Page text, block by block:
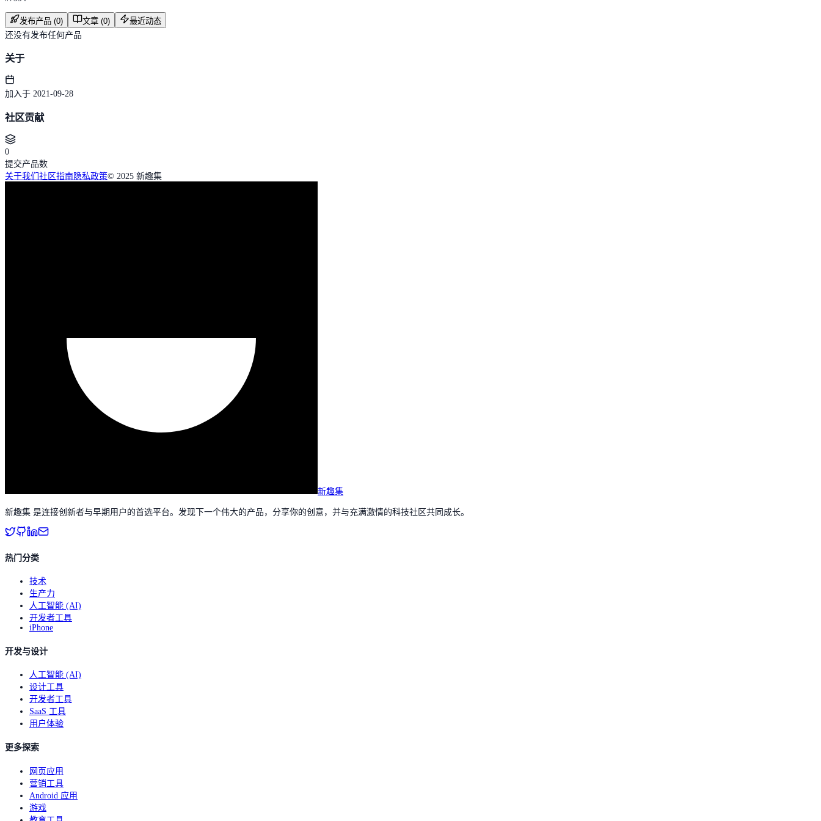
发布产品 (0) 文章 (0)
最近动态
还没有发布任何产品
关于
加入于 2021-09-28
社区贡献
0
提交产品数
关于我们 社区指南隐私政策© 2025 新趣集
新趣集
新趣集 是连接创新者与早期用户的首选平台。发现下一个伟大的产品，分享你的创意，并与充满激情的科技社区共同成长。
热门分类
技术
生产力
人工智能 (AI)
开发者工具
iPhone
开发与设计
人工智能 (AI)
设计工具
开发者工具
SaaS 工具
用户体验
更多探索
网页应用
营销工具
Android 应用
游戏